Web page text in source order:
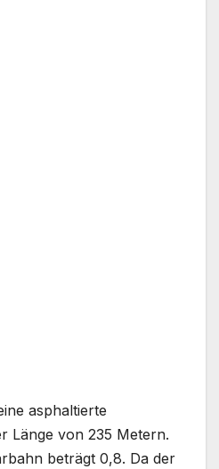
asphaltierte
Länge von 235 Metern.
beträgt 0,8. Da der